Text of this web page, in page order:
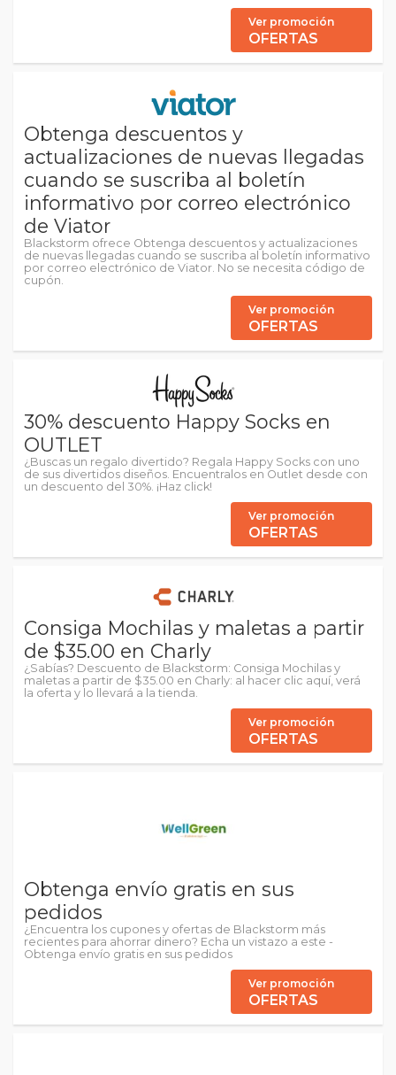
Ver promoción
OFERTAS
Obtenga descuentos y
actualizaciones de nuevas llegadas
cuando se suscriba al boletín
informativo por correo electrónico
de Viator
Blackstorm ofrece Obtenga descuentos y actualizaciones
de nuevas llegadas cuando se suscriba al boletín informativo
por correo electrónico de Viator. No se necesita código de
cupón.
Ver promoción
OFERTAS
30% descuento Happy Socks en
OUTLET
¿Buscas un regalo divertido? Regala Happy Socks con uno
de sus divertidos diseños. Encuentralos en Outlet desde con
un descuento del 30%. ¡Haz click!
Ver promoción
OFERTAS
Consiga Mochilas y maletas a partir
de $35.00 en Charly
¿Sabías? Descuento de Blackstorm: Consiga Mochilas y
maletas a partir de $35.00 en Charly: al hacer clic aquí, verá
la oferta y lo llevará a la tienda.
Ver promoción
OFERTAS
Obtenga envío gratis en sus
pedidos
¿Encuentra los cupones y ofertas de Blackstorm más
recientes para ahorrar dinero? Echa un vistazo a este -
Obtenga envío gratis en sus pedidos
Ver promoción
OFERTAS